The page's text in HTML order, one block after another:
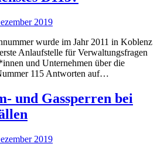
2019
wurde im Jahr 2011 in Koblenz
Anlaufstelle für Verwaltungsfragen
und Unternehmen über die
115 Antworten auf…
und Gassperren bei
2019